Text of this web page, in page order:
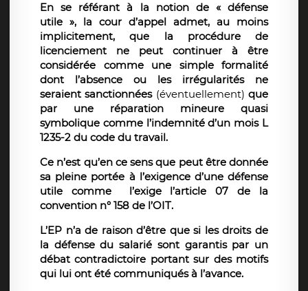
En se référant à la notion de « défense
utile », la cour d’appel admet, au moins
implicitement, que la procédure de
licenciement ne peut continuer à être
considérée comme une simple formalité
dont l’absence ou les irrégularités ne
seraient sanctionnées (éventuellement) que
par une réparation mineure quasi
symbolique comme l’indemnité d’un mois L
1235-2 du code du travail.
Ce n’est qu’en ce sens que peut être donnée
sa pleine portée à l’exigence d’une défense
utile comme l’exige l’article 07 de la
convention n° 158 de l’OIT.
L’EP n’a de raison d’être que si les droits de
la défense du salarié sont garantis par un
débat contradictoire portant sur des motifs
qui lui ont été communiqués à l’avance.